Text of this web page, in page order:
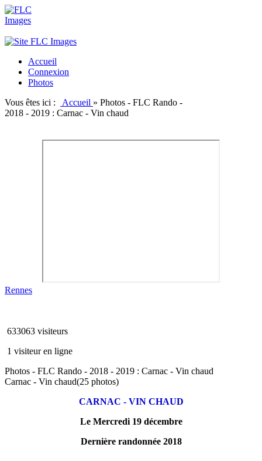
Accueil
Connexion
Photos
Vous êtes ici :
Accueil » Photos - FLC Rando -
2018 - 2019 : Carnac - Vin chaud
Rennes
633063 visiteurs
1 visiteur en ligne
Photos - FLC Rando - 2018 - 2019 : Carnac - Vin chaud
Carnac - Vin chaud(25 photos)
CARNAC - VIN CHAUD
Le Mercredi 19 décembre
Dernière randonnée 2018